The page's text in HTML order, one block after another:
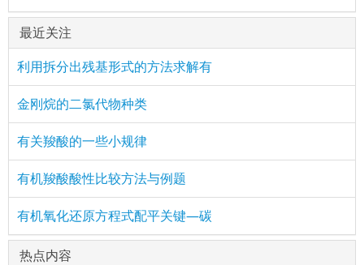
最近关注
利用拆分出残基形式的方法求解有
金刚烷的二氯代物种类
有关羧酸的一些小规律
有机羧酸酸性比较方法与例题
有机氧化还原方程式配平关键—碳
热点内容